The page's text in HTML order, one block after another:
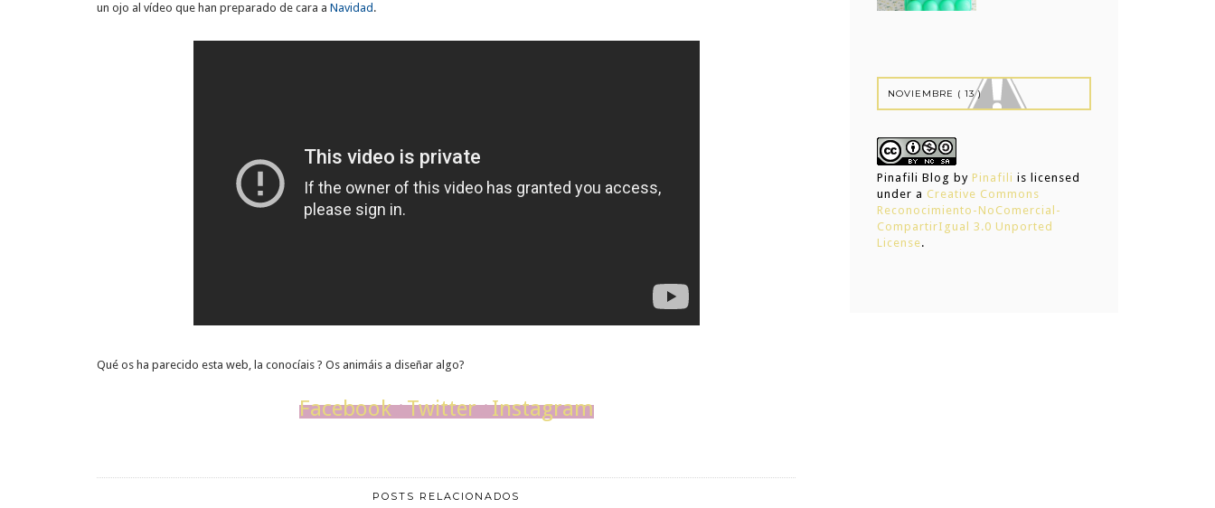
un ojo al vídeo que han preparado de cara a Navidad .
Qué os ha parecido esta web, la conocíais ? Os animáis a diseñar algo?
Facebook/Twitter/Instagram
POSTS RELACIONADOS
Pinafili Blog by Pinafili is licensed
under a Creative Commons
Reconocimiento-NoComercial-
CompartirIgual 3.0 Unported
License.